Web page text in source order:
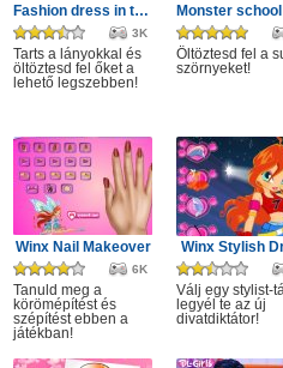
Fashion dress in tulle style
3K
Tarts a lányokkal és
öltöztesd fel őket a
lehető legszebben!
Öltöztesd fel a
szörnyeket!
Winx Nail Makeover
6K
Tanuld meg a
körömépítést és
szépítést ebben a
játékban!
Winx Stylish
Válj egy stylist-
legyél te az új
divatdiktátor!